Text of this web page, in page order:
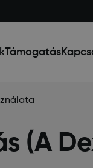
Támogatás
(A